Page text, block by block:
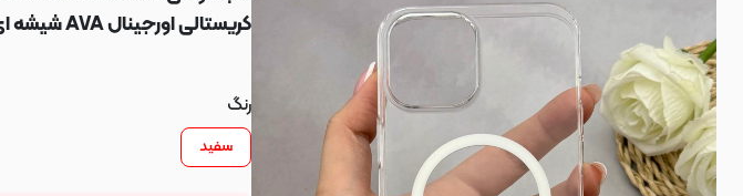
کریستالی اورجینال AVA شیشه ای سفید کد 156433
رنگ
سفید